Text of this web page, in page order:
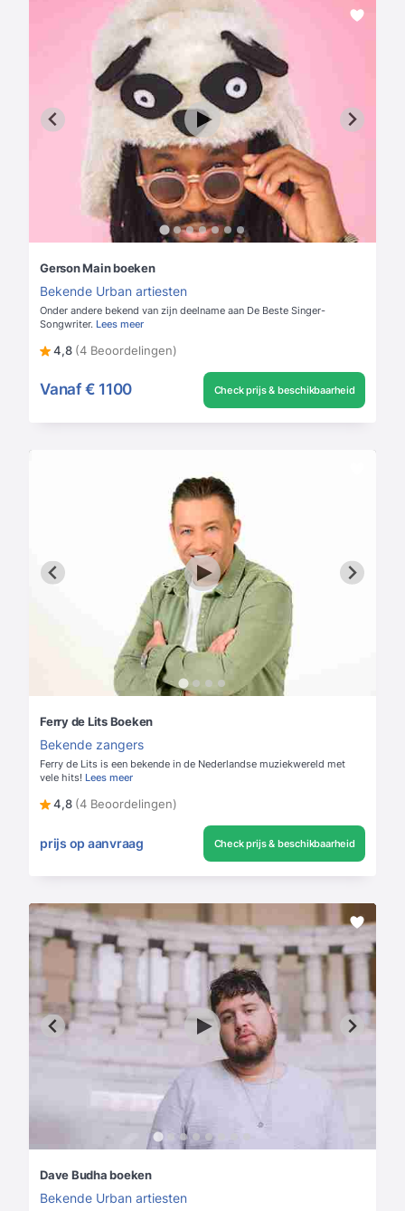
Gerson Main boeken
Bekende Urban artiesten
Onder andere bekend van zijn deelname aan De Beste Singer-
Songwriter. Lees meer
4,8 (4 Beoordelingen)
Vanaf € 1100 Check prijs & beschikbaarheid
Ferry de Lits Boeken
Bekende zangers
Ferry de Lits is een bekende in de Nederlandse muziekwereld met
vele hits! Lees meer
4,8 (4 Beoordelingen)
prijs op aanvraag Check prijs & beschikbaarheid
Dave Budha boeken
Bekende Urban artiesten